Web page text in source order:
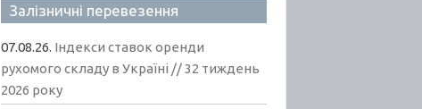
Залізничні перевезення
07.08.26. Індекси ставок оренди
рухомого складу в Україні // 32 тиждень
2026 року